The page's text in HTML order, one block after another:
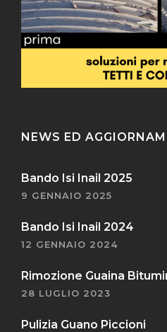
NEWS ED
Bando Isi Inail 2025
9 GENNAIO 2025
Bando Isi Inail 2024
12 GENNAIO 2024
Rimozione Guaina
28 LUGLIO 2023
Pulizia Guano Piccioni